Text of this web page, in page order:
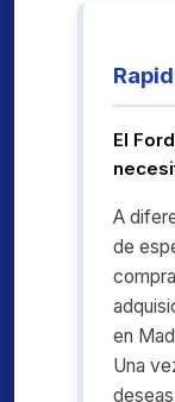
El
A
de
en
Una